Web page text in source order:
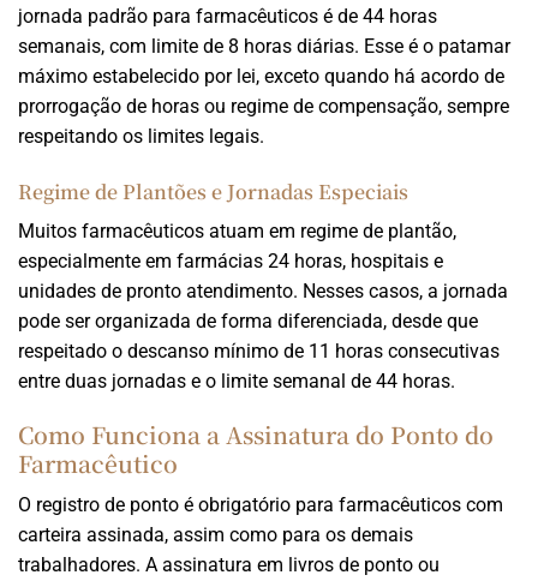
jornada padrão para farmacêuticos é de 44 horas
semanais, com limite de 8 horas diárias. Esse é o patamar
máximo estabelecido por lei, exceto quando há acordo de
prorrogação de horas ou regime de compensação, sempre
respeitando os limites legais.
Regime de Plantões e Jornadas Especiais
Muitos farmacêuticos atuam em regime de plantão,
especialmente em farmácias 24 horas, hospitais e
unidades de pronto atendimento. Nesses casos, a jornada
pode ser organizada de forma diferenciada, desde que
respeitado o descanso mínimo de 11 horas consecutivas
entre duas jornadas e o limite semanal de 44 horas.
Como Funciona a Assinatura do Ponto do
Farmacêutico
O registro de ponto é obrigatório para farmacêuticos com
carteira assinada, assim como para os demais
trabalhadores. A assinatura em livros de ponto ou